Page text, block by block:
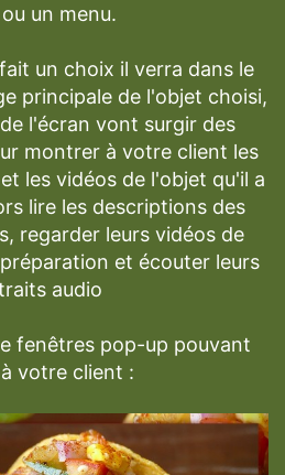
un menu.
un choix il verra dans le
principale de l'objet choisi,
l'écran vont surgir des
montrer à votre client les
les vidéos de l'objet qu'il a
lire les descriptions des
regarder leurs vidéos de
et écouter leurs
audio
fenêtres pop-up pouvant
votre client :
Next